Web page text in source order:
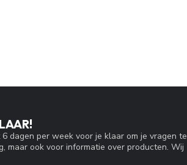
dagen per week voor je klaar om je vragen te
maar ook voor informatie over producten. Wij